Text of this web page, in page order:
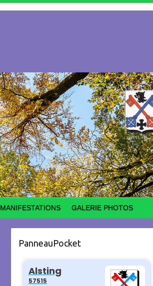
MANIFESTATIONS GALERIE PHOTOS
PanneauPocket